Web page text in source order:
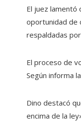
El juez lamentó
oportunidad de
respaldadas
El proceso de
Según informa
Dino destacó
encima de la